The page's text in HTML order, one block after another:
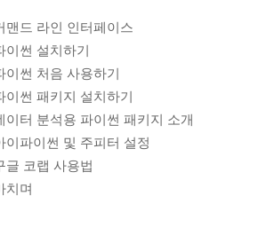
맨드 라인 인터페이스
이썬 설치하기
이썬 처음 사용하기
이썬 패키지 설치하기
이터 분석용 파이썬 패키지 소개
이파이썬 및 주피터 설정
글 코랩 사용법
치며